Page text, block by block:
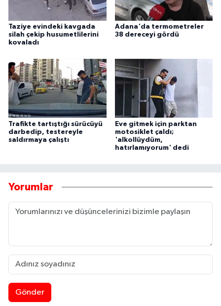
Taziye evindeki kavgada
silah çekip husumetlilerini
kovaladı
Adana'da termometreler
38 dereceyi gördü
Trafikte tartıştığı sürücüyü
darbedip, testereyle
saldırmaya çalıştı
Eve gitmek için parktan
motosiklet çaldı;
'alkollüydüm,
hatırlamıyorum' dedi
Yorumlar
Gönder